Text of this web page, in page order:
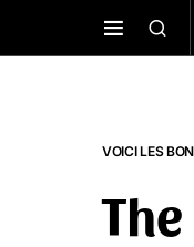
VOICI LES